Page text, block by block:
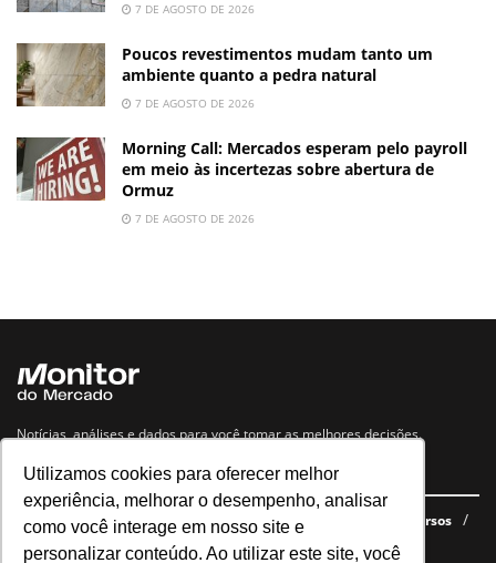
Utilizamos cookies para oferecer melhor
experiência, melhorar o desempenho, analisar
como você interage em nosso site e
personalizar conteúdo. Ao utilizar este site, você
7 DE AGOSTO DE 2026
Poucos revestimentos mudam tanto um
ambiente quanto a pedra natural
7 DE AGOSTO DE 2026
Morning Call: Mercados esperam pelo payroll
em meio às incertezas sobre abertura de
Ormuz
7 DE AGOSTO DE 2026
Notícias, análises e dados para você tomar as melhores decisões.
Navegue no site
Últimas notícias Quem somos E-books gratuitos
Cursos
Política de privacidade